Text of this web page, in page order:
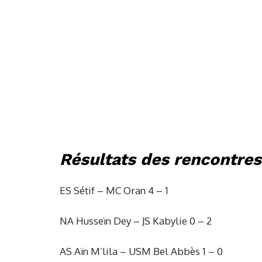
Résultats des
ES Sétif – MC Oran 4 – 1
NA Husseïn Dey – JS Kabylie 0 – 2
AS Aïn M’lila – USM Bel Abbès 1 – 0